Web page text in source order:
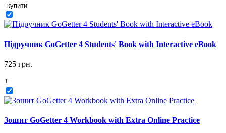
купити
Підручник GoGetter 4 Students' Book with Interactive eBook
725 грн.
+
Зошит GoGetter 4 Workbook with Extra Online Practice